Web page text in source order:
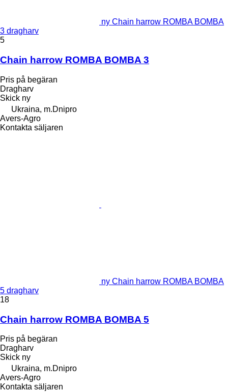
ny Chain harrow ROMBA BOMBA
3 dragharv
5
Chain harrow ROMBA BOMBA 3
Pris på begäran
Dragharv
Skick ny
Ukraina, m.Dnipro
Avers-Agro
Kontakta säljaren
ny Chain harrow ROMBA BOMBA
5 dragharv
18
Chain harrow ROMBA BOMBA 5
Pris på begäran
Dragharv
Skick ny
Ukraina, m.Dnipro
Avers-Agro
Kontakta säljaren